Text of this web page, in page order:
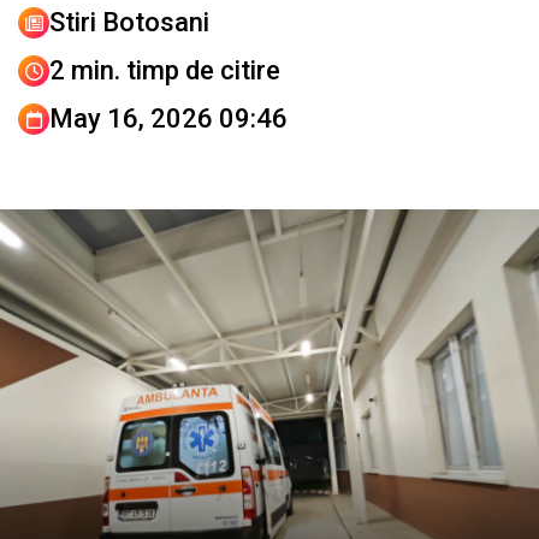
Stiri Botosani
2 min. timp de citire
May 16, 2026 09:46